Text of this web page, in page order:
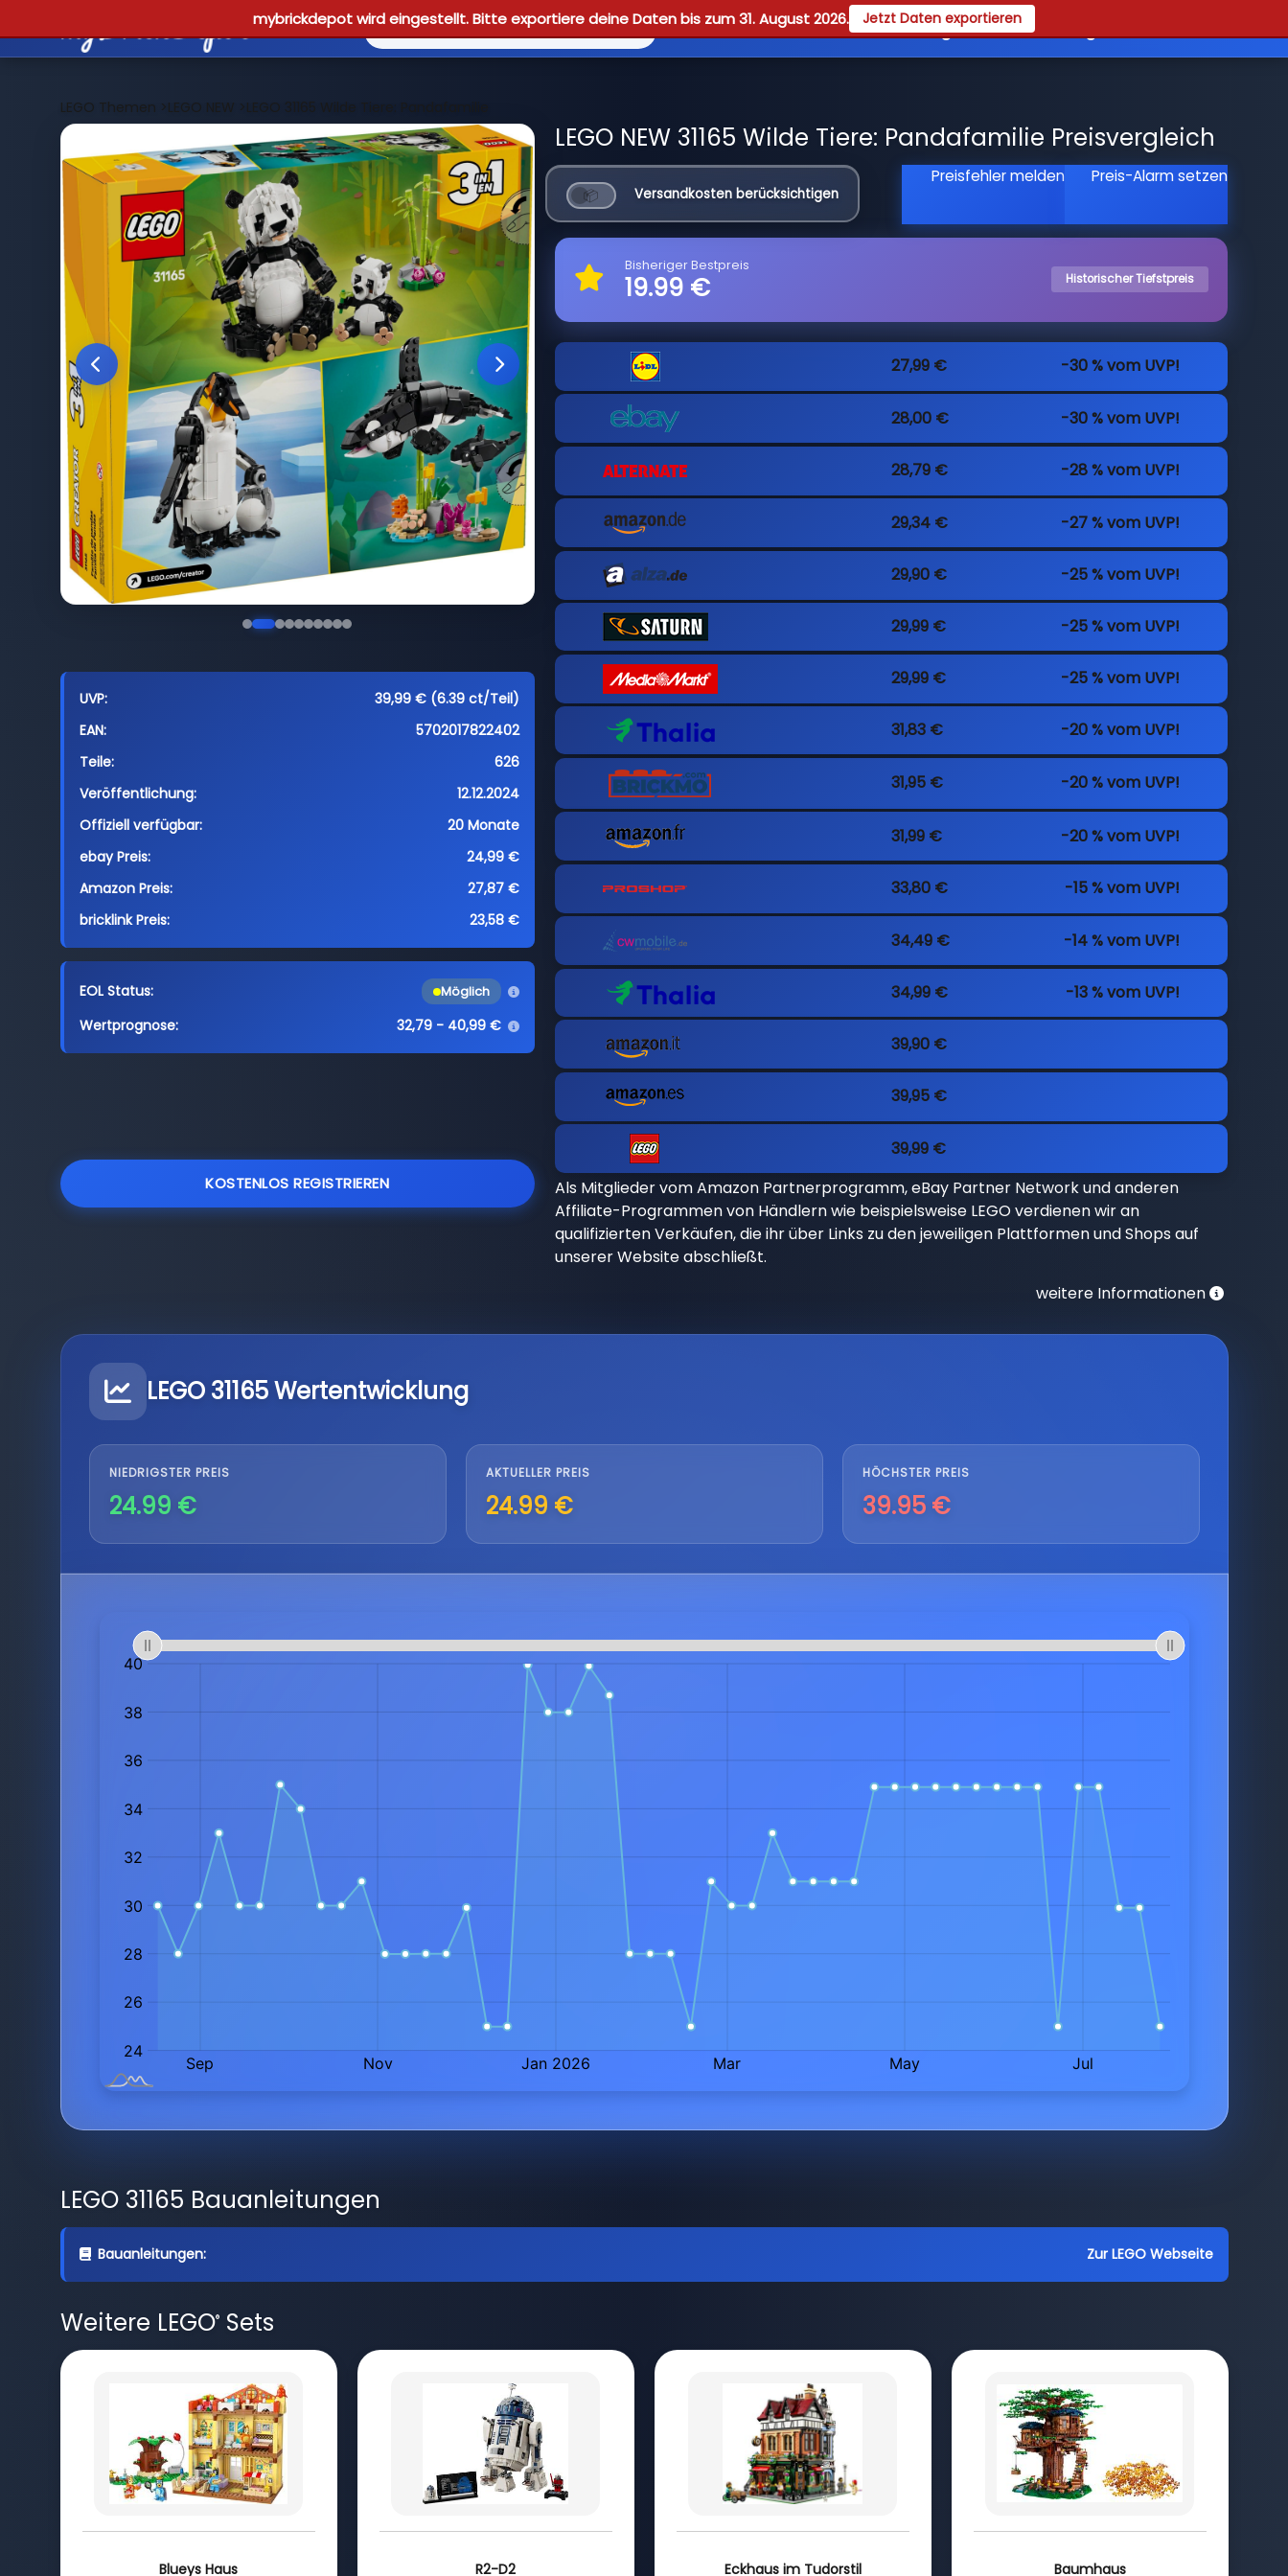
mybrickdepot wird eingestellt. Bitte exportiere deine Daten bis zum 31. August 2026. Jetzt Daten exportieren
Reviews Guides Registrieren
LEGO Themen >LEGO NEW >LEGO 31165 Wilde Tiere: Pandafamilie
UVP:
39,99 € (6.39 ct/Teil)
EAN:
5702017822402
Teile:
626
Veröffentlichung:
12.12.2024
Offiziell verfügbar:
20 Monate
ebay Preis:
24,99 €
Amazon Preis:
27,87 €
bricklink Preis:
23,58 €
EOL Status: Möglich
Wertprognose: 32,79 - 40,99 €
KOSTENLOS REGISTRIEREN
LEGO NEW 31165 Wilde Tiere: Pandafamilie Preisvergleich
Versandkosten berücksichtigen
Preisfehler melden Preis-Alarm setzen
Bisheriger Bestpreis
19.99 € Historischer Tiefstpreis
27,99 € -30 % vom UVP!
28,00 € -30 % vom UVP!
28,79 € -28 % vom UVP!
29,34 € -27 % vom UVP!
29,90 € -25 % vom UVP!
29,99 € -25 % vom UVP!
29,99 € -25 % vom UVP!
31,83 € -20 % vom UVP!
31,95 € -20 % vom UVP!
31,99 € -20 % vom UVP!
33,80 € -15 % vom UVP!
34,49 € -14 % vom UVP!
34,99 € -13 % vom UVP!
39,90 €
39,95 €
39,99 €
Als Mitglieder vom Amazon Partnerprogramm, eBay Partner Network und anderen
Affiliate-Programmen von Händlern wie beispielsweise LEGO verdienen wir an
qualifizierten Verkäufen, die ihr über Links zu den jeweiligen Plattformen und Shops auf
unserer Website abschließt.
weitere Informationen
LEGO 31165 Wertentwicklung
NIEDRIGSTER PREIS
24.99 €
AKTUELLER PREIS
24.99 €
HÖCHSTER PREIS
39.95 €
LEGO 31165 Bauanleitungen
Bauanleitungen: Zur LEGO Webseite
Weitere LEGO®Sets
Blueys Haus R2-D2 Eckhaus im Tudorstil Baumhaus